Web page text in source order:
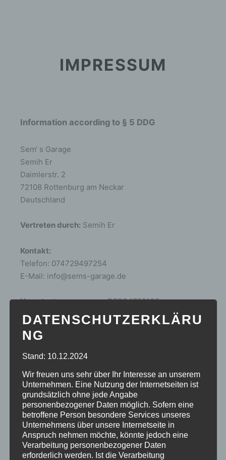
IMPRESSUM
Information according to § 5 DDG
Sem‘ s Garage
Semih Er
Daimlerstr. 2
72108 Rottenburg am Neckar
Deutschland
Vertreten durch: Semih Er
Kontakt:
Telefon: 074729497254
E-Mail: info@sems-garage.de
Umsatzsteuernummer:DE334758135
Haftungsausschluss
Haftung für Links:
Webseiten Dritter, auf deren Inhalte wir keinen
Einfluss haben. Deshalb können wir für diese
fremden Inhalte auch keine Gewähr übernehmen.
Für die Inhalte der verlinkten Seiten ist stets der
jeweilige Anbieter oder Betreiber der Seiten
verantwortlich. Die verlinkten Seiten wurden zum
Zeitpunkt der Verlinkung auf mögliche
DATENSCHUTZERKLÄRU
NG
Stand: 10.12.2024
Wir freuen uns sehr über Ihr Interesse an unserem
Unternehmen. Eine Nutzung der Internetseiten ist
grundsätzlich ohne jede Angabe
personenbezogener Daten möglich. Sofern eine
betroffene Person besondere Services unseres
Unternehmens über unsere Internetseite in
Anspruch nehmen möchte, könnte jedoch eine
Verarbeitung personenbezogener Daten
erforderlich werden. Ist die Verarbeitung